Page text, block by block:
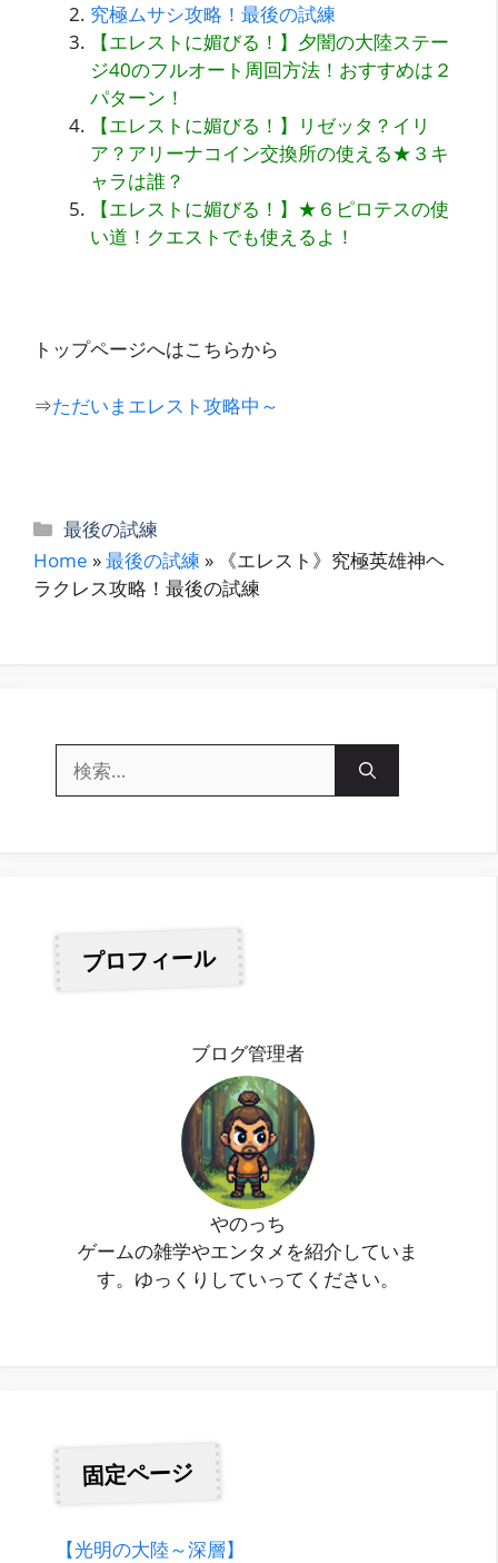
究極ムサシ攻略！最後の試練
【エレストに媚びる！】夕闇の大陸ステー
ジ40のフルオート周回方法！おすすめは２
パターン！
【エレストに媚びる！】リゼッタ？イリ
ア？アリーナコイン交換所の使える★３キ
ャラは誰？
【エレストに媚びる！】★６ピロテスの使
い道！クエストでも使えるよ！
トップページへはこちらから
⇒ただいまエレスト攻略中～
カ
テ
ゴ
最後の試練
Home »最後の試練 » 《エレスト》究極英雄神ヘ
ラクレス攻略！最後の試練
索:
プロフィール
ブログ管理者
やのっち
ゲームの雑学やエンタメを紹介していま
す。ゆっくりしていってください。
固定ページ
【光明の大陸～深層】